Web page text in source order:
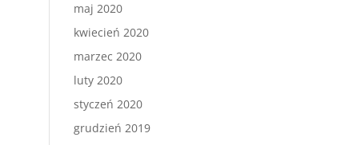
maj 2020
kwiecień 2020
marzec 2020
luty 2020
styczeń 2020
grudzień 2019